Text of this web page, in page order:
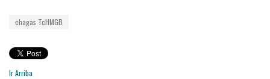
chagas TcHMGB
Ir Arriba